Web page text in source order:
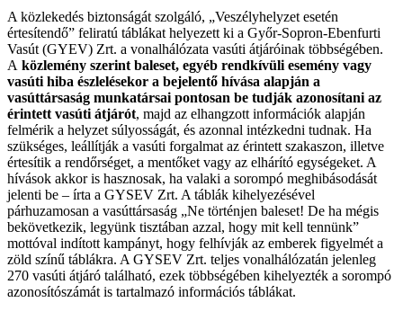
A közlekedés biztonságát szolgáló, „Veszélyhelyzet esetén
értesítendő” feliratú táblákat helyezett ki a Győr-Sopron-Ebenfurti
Vasút (GYEV) Zrt. a vonalhálózata vasúti átjáróinak többségében.
A közlemény szerint baleset, egyéb rendkívüli esemény vagy
vasúti hiba észlelésekor a bejelentő hívása alapján a
vasúttársaság munkatársai pontosan be tudják azonosítani az
érintett vasúti átjárót, majd az elhangzott információk alapján
felmérik a helyzet súlyosságát, és azonnal intézkedni tudnak. Ha
szükséges, leállítják a vasúti forgalmat az érintett szakaszon, illetve
értesítik a rendőrséget, a mentőket vagy az elhárító egységeket. A
hívások akkor is hasznosak, ha valaki a sorompó meghibásodását
jelenti be – írta a GYSEV Zrt. A táblák kihelyezésével
párhuzamosan a vasúttársaság „Ne történjen baleset! De ha mégis
bekövetkezik, legyünk tisztában azzal, hogy mit kell tennünk”
mottóval indított kampányt, hogy felhívják az emberek figyelmét a
zöld színű táblákra. A GYSEV Zrt. teljes vonalhálózatán jelenleg
270 vasúti átjáró található, ezek többségében kihelyezték a sorompó
azonosítószámát is tartalmazó információs táblákat.